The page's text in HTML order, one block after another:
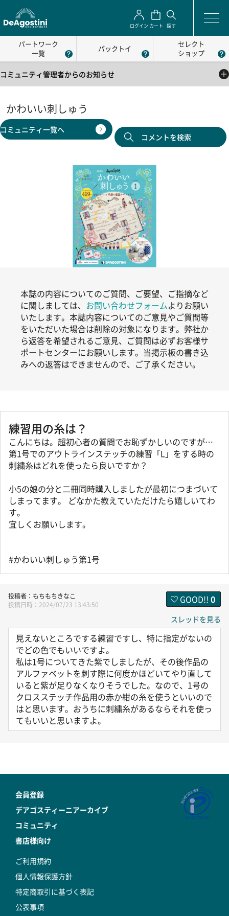
ログイン カート 探す
パートワーク
一覧
パックトイ
セレクト
ショップ
コミュニティ管理者からのお知らせ
公式コミュニティの利用方法について
2025/05/01
公式コミュニティの利用規約
かわいい刺しゅう
コミュニティ一覧へ
コメントを検索
本誌の内容についてのご質問、ご要望、ご指摘など
に関しましては、 お問い合わせフォームよりお願い
いたします。本誌内容についてのご意見やご質問等
をいただいた場合は削除の対象になります。弊社か
ら返答を希望されるご意見、ご質問は必ずお客様サ
ポートセンターにお願いします。当掲示板の書き込
みへの返答はできませんので、ご了承ください。
練習用の糸は？
こんにちは。超初心者の質問でお恥ずかしいのですが…
第1号でのアウトラインステッチの練習「L」をする時の
刺繍糸はどれを使ったら良いですか？
小5の娘の分と二冊同時購入しましたが最初につまづいて
しまってます。 どなかた教えていただけたら嬉しいてわ
す。
宜しくお願いします。
#かわいい刺しゅう第1号
見えないところでする練習ですし、特に指定がないの
でどの色でもいいですよ。
私は1号についてきた紫でしましたが、その後作品の
アルファベットを刺す際に何度かほどいてやり直して
いると紫が足りなくなりそうでした。なので、1号の
クロスステッチ作品用の赤か紺の糸を使うといいので
はと思います。おうちに刺繍糸があるならそれを使っ
てもいいと思いますよ。
2024/07/23 13:43:50
もちもちきなこ GOOD!! 0
スレッドを見る
会員登録
デアゴスティーニアーカイブ
コミュニティ
書店様向け
ご利用規約
個人情報保護方針
特定商取引に基づく表記
公表事項